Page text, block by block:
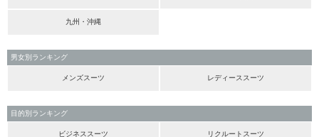
九州・沖縄
男女別ランキング
メンズスーツ レディーススーツ
目的別ランキング
ビジネススーツ リクルートスーツ